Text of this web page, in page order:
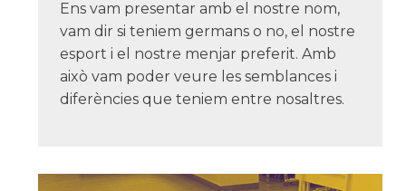
Ens vam presentar amb el nostre nom,
vam dir si teniem germans o no, el nostre
esport i el nostre menjar preferit. Amb
això vam poder veure les semblances i
diferències que teniem entre nosaltres.